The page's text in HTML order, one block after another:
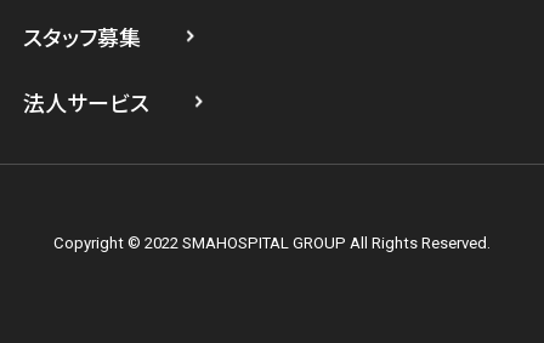
スマホスピタル テルル上大岡
スタッフ募集
法人サービス
Copyright © 2022 SMAHOSPITAL GROUP All Rights Reserved.